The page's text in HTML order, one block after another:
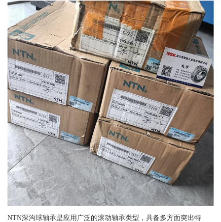
NTN深沟球轴承是应用广泛的滚动轴承类型，具备多方面突出特